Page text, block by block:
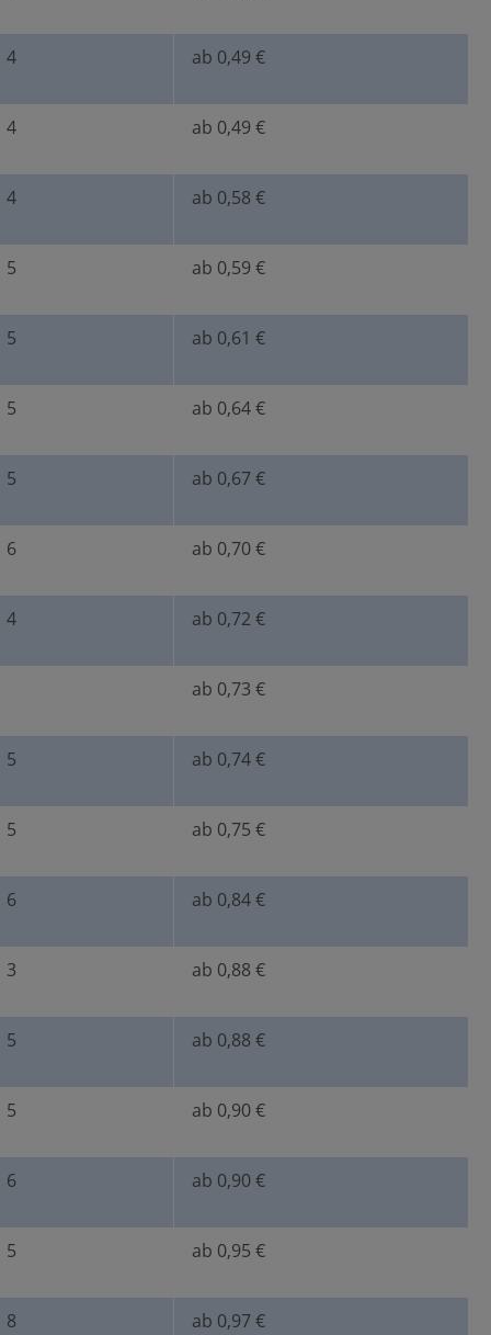
4 ab 0,49 €
4 ab 0,49 €
4 ab 0,58 €
5 ab 0,59 €
5 ab 0,61 €
5 ab 0,64 €
5 ab 0,67 €
6 ab 0,70 €
4 ab 0,72 €
ab 0,73 €
5 ab 0,74 €
5 ab 0,75 €
6 ab 0,84 €
3 ab 0,88 €
5 ab 0,88 €
5 ab 0,90 €
6 ab 0,90 €
5 ab 0,95 €
8 ab 0,97 €